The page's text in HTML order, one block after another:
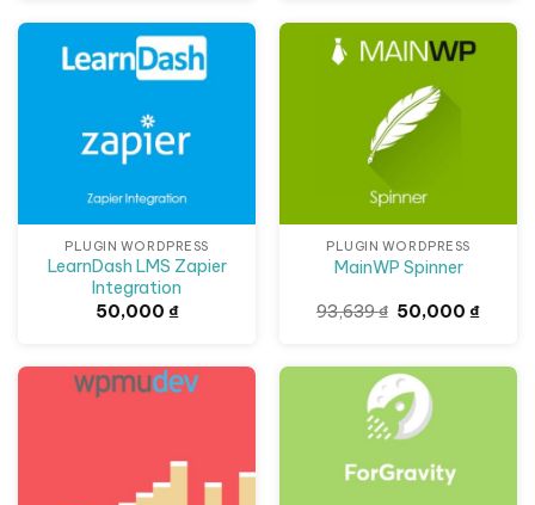
50,000 ₫.
PLUGIN WORDPRESS
LearnDash LMS Zapier
Integration
50,000 ₫
Giảm giá!
PLUGIN WORDPRESS
MainWP Spinner
93,639₫ Giá
gốc
50,000₫Giá
Giảm giá!